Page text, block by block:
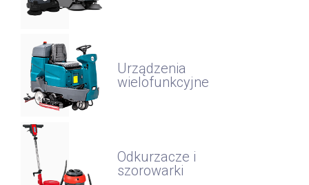
Urządzenia
wielofunkcyjne
Odkurzacze i
szorowarki